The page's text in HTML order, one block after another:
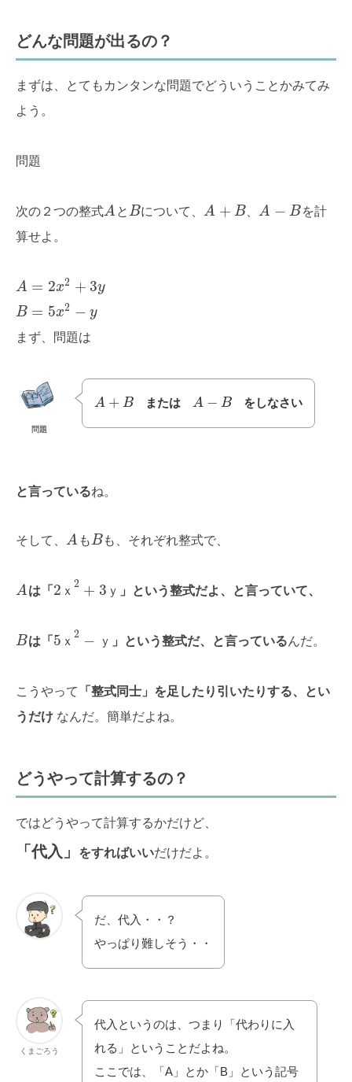
どんな問題が出るの？
まずは、とてもカンタンな問題でどういうことかみてみ
よう。
問題
次の２つの整式A とBについて、 A + B A − Bを計
算せよ。
A = 2x2 + 3y
B = 5x2 − y
まず、問題は
問題
A + B またはA − B をしなさい
と言っているね。
そして、 A もBも、それぞれ整式で、
Aは「 2 ｘ
2 + 3 ｙ 」という整式だよ、と言っていて、
Bは「 5 ｘ
2 − ｙ 」という整式だ、と言っているんだ。
こうやって
「整式同士」を足したり引いたりする、とい
うだけ なんだ。簡単だよね。
どうやって計算するの？
ではどうやって計算するかだけど、
「代入」 をすればいいだけだよ。
だ、代入・・？
やっぱり難しそう・・
くまごろう
代入というのは、つまり「代わりに入
れる」ということだよね。
ここでは、「A」とか「B」という記号